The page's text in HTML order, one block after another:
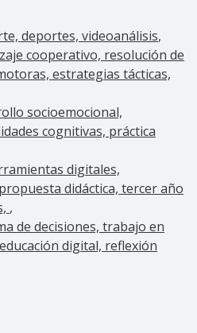
deportes, videoanálisis
cooperativo, resolución de
estrategias tácticas,
socioemocional,
cognitivas, práctica
digitales,
didáctica, tercer año
de decisiones, trabajo en
digital, reflexión